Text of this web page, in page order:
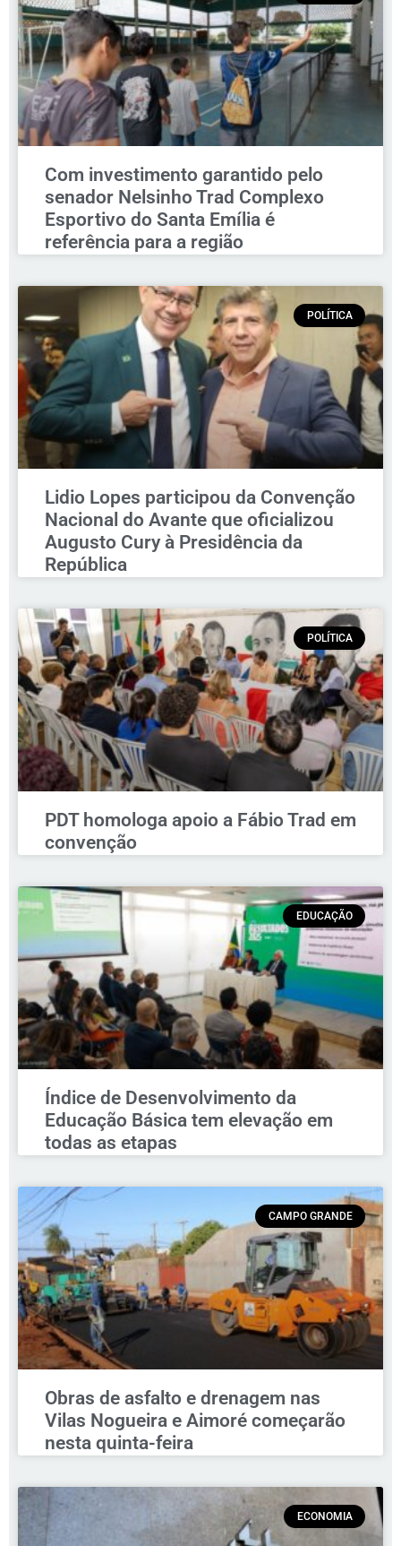
Com investimento garantido pelo
senador Nelsinho Trad Complexo
Esportivo do Santa Emília é
referência para a região
POLÍTICA
Lidio Lopes participou da Convenção
Nacional do Avante que oficializou
Augusto Cury à Presidência da
República
POLÍTICA
PDT homologa apoio a Fábio Trad em
convenção
EDUCAÇÃO
Índice de Desenvolvimento da
Educação Básica tem elevação em
todas as etapas
CAMPO GRANDE
Obras de asfalto e drenagem nas
Vilas Nogueira e Aimoré começarão
nesta quinta-feira
ECONOMIA